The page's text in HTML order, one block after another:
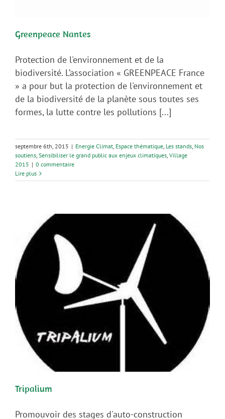
Greenpeace Nantes
Protection de l'environnement et de la
biodiversité. L’association « GREENPEACE France
» a pour but la protection de l'environnement et
de la biodiversité de la planète sous toutes ses
formes, la lutte contre les pollutions [...]
septembre 6th, 2015 | Energie Climat, Espace thématique, Les stands, Nos
soutiens, Sensibiliser le grand public aux enjeux climatiques, Village
2015 | 0 commentaire
Lire plus
Tripalium
Promouvoir des stages d'auto-construction